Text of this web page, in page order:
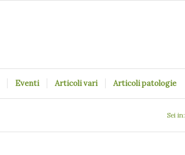
Eventi Articoli vari Articoli patologie
Sei in: